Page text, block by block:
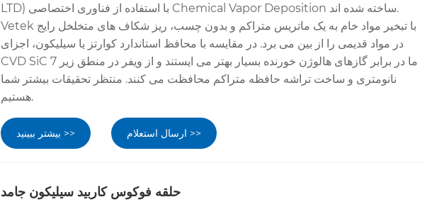
LTD) با استفاده از فناوری اختصاصی Chemical Vapor Deposition ساخته شده اند.
Vetek با تبخیر مواد خام به یک ماتریس متراکم و بدون چسب، ریز شکاف های متخلخل رایج
در مواد قدیمی را از بین می برد. در مقایسه با محافظ استاندارد کوارتز یا سیلیکون، اجزای
CVD SiC ما در برابر گازهای هالوژن خورنده بسیار بهتر می ایستند و از ویفر در منطق زیر 7
نانومتری و ساخت تراشه حافظه متراکم محافظت می کنند. منتظر تحقیقات بیشتر شما
هستیم.
بیشتر ببینید >> ارسال استعلام >>
حلقه فوکوس کاربید سیلیکون جامد